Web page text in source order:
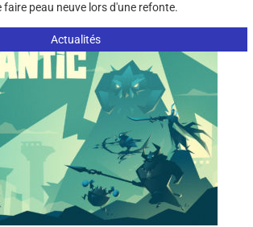
faire peau neuve lors d'une refonte.
Actualités